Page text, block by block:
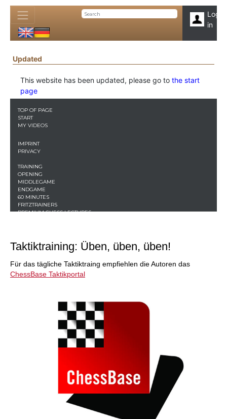
Taktiktraining: Üben, üben, üben!
Für das tägliche Taktiktraing empfiehlen die Autoren das
ChessBase Taktikportal